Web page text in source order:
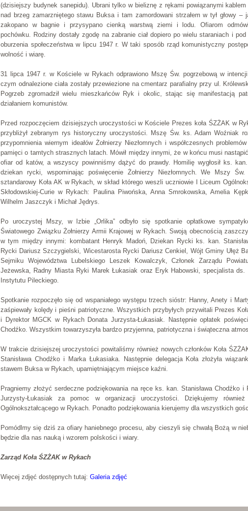
(dzisiejszy budynek sanepidu). Ubrani tylko w bieliznę z rękami powiązanymi kablem
nad brzeg zamarzniętego stawu Buksa i tam zamordowani strzałem w tył głowy –
zakopano w bagnie i przysypano cienką warstwą ziemi i lodu. Ofiarom
pochówku. Rodziny dostały zgodę na zabranie ciał dopiero po wielu staraniach i pod
oburzenia społeczeństwa w lipcu 1947 r. W taki sposób rząd komunistyczny
wolność i wiarę.
31 lipca 1947 r. w Kościele w Rykach odprawiono Mszę Św. pogrzebową w
czym odnalezione ciała zostały przewiezione na cmentarz parafialny przy ul.
Pogrzeb zgromadził wielu mieszkańców Ryk i okolic, stając się manifestacją
działaniem komunistów.
Przed rozpoczęciem dzisiejszych uroczystości w Kościele Prezes koła ŚZŻAK w
przybliżył zebranym rys historyczny uroczystości. Mszę Św. ks. Adam Woźniak
przypomnienia wiernym ideałów Żołnierzy Niezłomnych i współczesnych
pamięci o tamtych strasznych latach. Mówił między innymi, że w końcu musi
ofiar od katów, a wszyscy powinniśmy dążyć do prawdy. Homilię wygłosił ks. kan.
dziekan rycki, wspominając poświęcenie Żołnierzy Niezłomnych. We Mszy Św.
sztandarowy Koła AK w Rykach, w skład którego weszli uczniowie I Liceum
Skłodowskiej-Curie w Rykach: Paulina Piwońska, Anna Smrokowska, Amelia
Wilhelm Jaszczyk i Michał Jędrys.
Po uroczystej Mszy, w Izbie „Orlika” odbyło się spotkanie opłatkowe
Światowego Związku Żołnierzy Armii Krajowej w Rykach. Swoją obecnością
w tym między innymi: kombatant Henryk Madoń, Dziekan Rycki ks. kan.
Rycki Dariusz Szczygielski, Wicestarosta Rycki Dariusz Cenkiel, Wójt Gminy Ułęż
Sejmiku Województwa Lubelskiego Leszek Kowalczyk, Członek Zarządu
Jeżewska, Radny Miasta Ryki Marek Łukasiak oraz Eryk Habowski, specjalista ds.
Instytutu Pileckiego.
Spotkanie rozpoczęło się od wspaniałego występu trzech sióstr: Hanny, Anety i
zaśpiewały kolędy i pieśni patriotyczne. Wszystkich przybyłych przywitali Prezes
i Dyrektor MGCK w Rykach Donata Jurzysta-Łukasiak. Następnie opłatek
Chodźko. Wszystkim towarzyszyła bardzo przyjemna, patriotyczna i świąteczna
W trakcie dzisiejszej uroczystości powitaliśmy również nowych członków Koła
Stanisława Chodźko i Marka Łukasiaka. Następnie delegacja Koła złożyła
stawem Buksa w Rykach, upamiętniającym miejsce kaźni.
Pragniemy złożyć serdeczne podziękowania na ręce ks. kan. Stanisława Chodźko i
Jurzysty-Łukasiak za pomoc w organizacji uroczystości. Dziękujemy
Ogólnokształcącego w Rykach. Ponadto podziękowania kierujemy dla wszystkich
Pomódlmy się dziś za ofiary haniebnego procesu, aby cieszyli się chwałą Bożą w
będzie dla nas nauką i wzorem polskości i wiary.
Zarząd Koła ŚZŻAK w Rykach
Więcej zdjęć dostępnych tutaj: Galeria zdjęć